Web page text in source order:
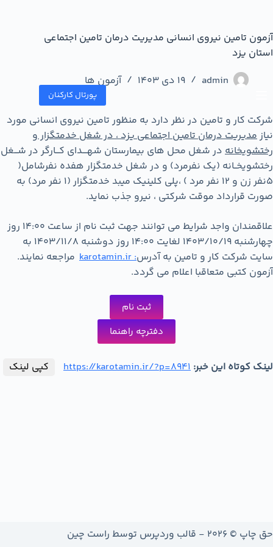
پورتال کارکنان
آزمون تامین نیروی انسانی مدیریت درمان تامین اجتماعی
استان یزد
admin
19 دی 1403 آزمون ها
شرکت کار و تامین در نظر دارد به منظور تامین نیروی انسانی مورد
نیازمدیریت درمان تامین اجتماعی یزد ، در شغل خدمتگزار و
رختشویخانه در شغل محل های بیمارستان شهــــدای کـــارگر در شـــغل
رختشویخــانه (یک نفرمرد) و در شغل خدمتگزار هفده نفرشامل(
5نفر زن و 12 نفر مرد ) ،پلی کلینیک میبد خدمتگزار (1 نفر مرد) به
صورت قرارداد موقت شرکتی ، نیرو جذب نماید.
علاقمندان واجد شرایط می توانند جهت ثبت نام از ساعت 14:00 روز
چهارشنبه 1403/10/19 لغایت 14:00 روز دوشنبه 1403/11/8 به
سایت شرکت کار و تامین به آدرس:
karotamin.ir مراجعه نمایند.
آزمون کتبی متعاقبا اعلام می گردد.
ثبت نام
دفترچه راهنما
لینک کوتاه این خبر: https://karotamin.ir/?p=8941 کپی لینک
حق چاپ © 2026 - قالب وردپرس توسط راست چین